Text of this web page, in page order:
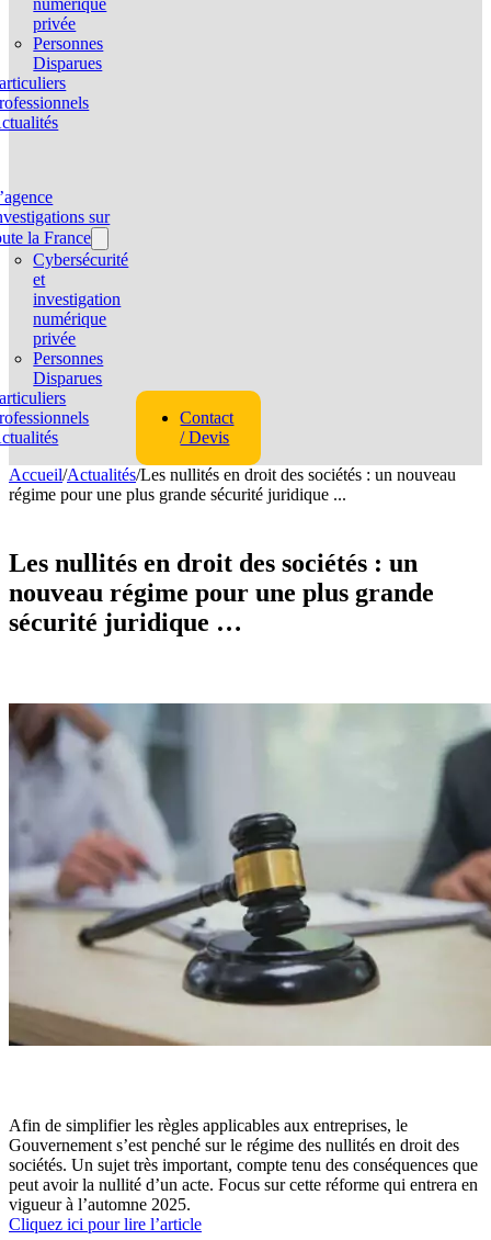
numérique
privée
Personnes
Disparues
sur
la France
Cybersécurité
et
investigation
numérique
privée
Personnes
Disparues
Contact
/ Devis
Accueil/Actualités/Les nullités en droit des sociétés : un nouveau
régime pour une plus grande sécurité juridique ...
Les nullités en droit des sociétés : un
nouveau régime pour une plus grande
sécurité juridique …
Afin de simplifier les règles applicables aux entreprises, le
Gouvernement s’est penché sur le régime des nullités en droit des
sociétés. Un sujet très important, compte tenu des conséquences que
peut avoir la nullité d’un acte. Focus sur cette réforme qui entrera en
vigueur à l’automne 2025.
Cliquez ici pour lire l’article